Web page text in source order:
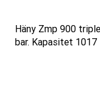
Häny Zmp 900
bar. Kapasitet